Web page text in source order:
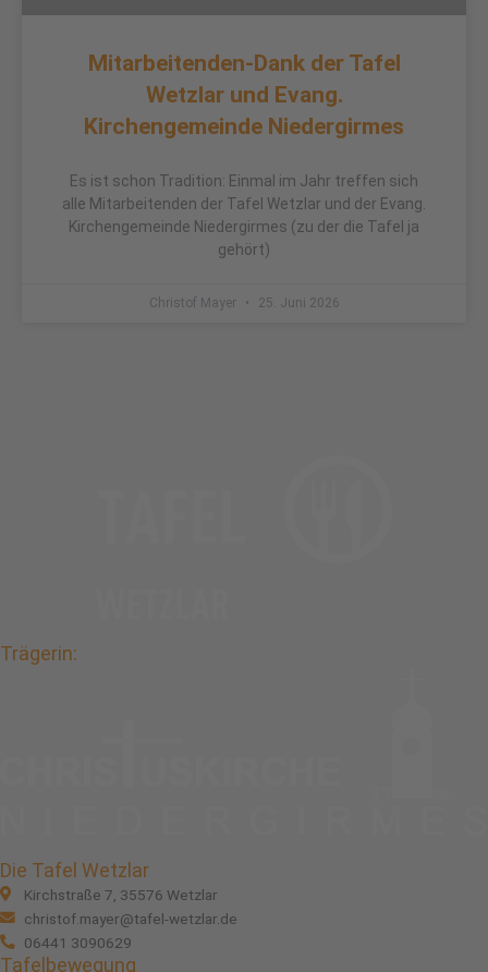
Mitarbeitenden-Dank der Tafel
Wetzlar und Evang.
Kirchengemeinde Niedergirmes
Es ist schon Tradition: Einmal im Jahr treffen sich
alle Mitarbeitenden der Tafel Wetzlar und der Evang.
Kirchengemeinde Niedergirmes (zu der die Tafel ja
gehört)
Christof Mayer 25. Juni 2026
Trägerin:
Die Tafel Wetzlar
Kirchstraße 7, 35576 Wetzlar
christof.mayer@tafel-wetzlar.de
06441 3090629
Tafelbewegung